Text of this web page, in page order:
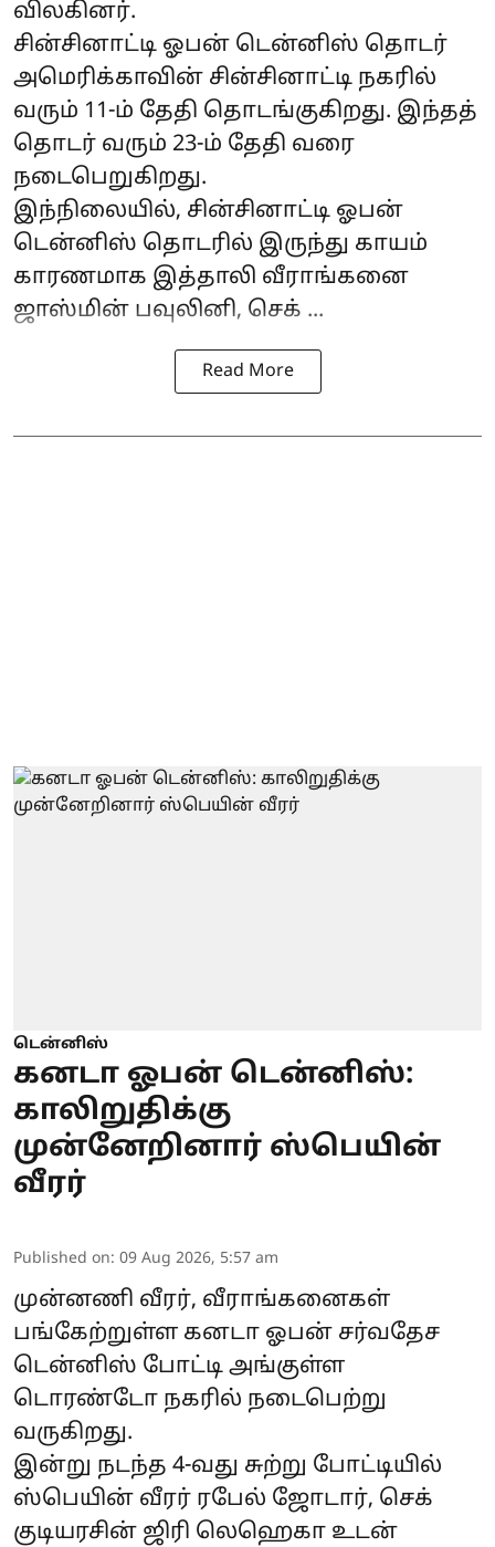
விலகினர்.
சின்சினாட்டி ஓபன் டென்னிஸ் தொடர்
அமெரிக்காவின் சின்சினாட்டி நகரில்
வரும் 11-ம் தேதி தொடங்குகிறது. இந்தத்
தொடர் வரும் 23-ம் தேதி வரை
நடைபெறுகிறது.
இந்நிலையில், சின்சினாட்டி ஓபன்
டென்னிஸ் தொடரில் இருந்து காயம்
காரணமாக இத்தாலி வீராங்கனை
ஜாஸ்மின் பவுலினி, செக் ...
Read More
டென்னிஸ்
கனடா ஓபன் டென்னிஸ்:
காலிறுதிக்கு
முன்னேறினார் ஸ்பெயின்
வீரர்
Published on: 09 Aug 2026, 5:57 am
முன்னணி வீரர், வீராங்கனைகள்
பங்கேற்றுள்ள கனடா ஓபன் சர்வதேச
டென்னிஸ் போட்டி அங்குள்ள
டொரண்டோ நகரில் நடைபெற்று
வருகிறது.
இன்று நடந்த 4-வது சுற்று போட்டியில்
ஸ்பெயின் வீரர் ரபேல் ஜோடார், செக்
குடியரசின் ஜிரி லெஹெகா உடன்